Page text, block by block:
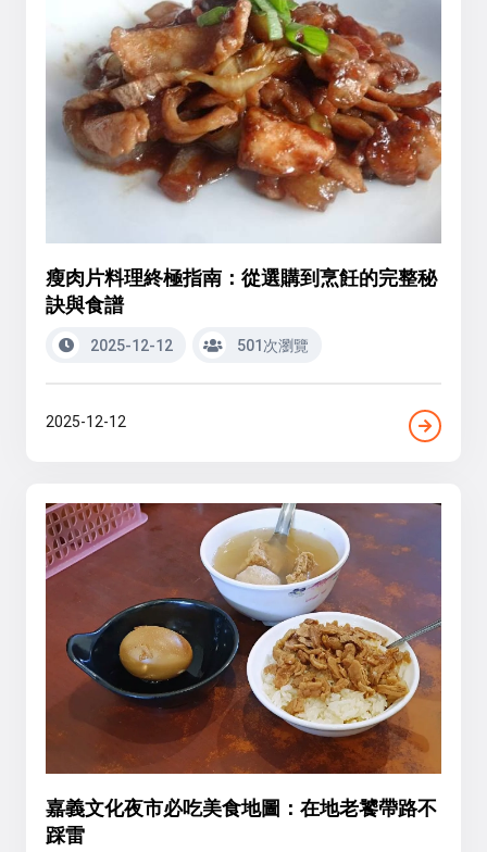
瘦肉片料理終極指南：從選購到烹飪的完整秘
訣與食譜
2025-12-12 501次瀏覽
2025-12-12
嘉義文化夜市必吃美食地圖：在地老饕帶路不
踩雷